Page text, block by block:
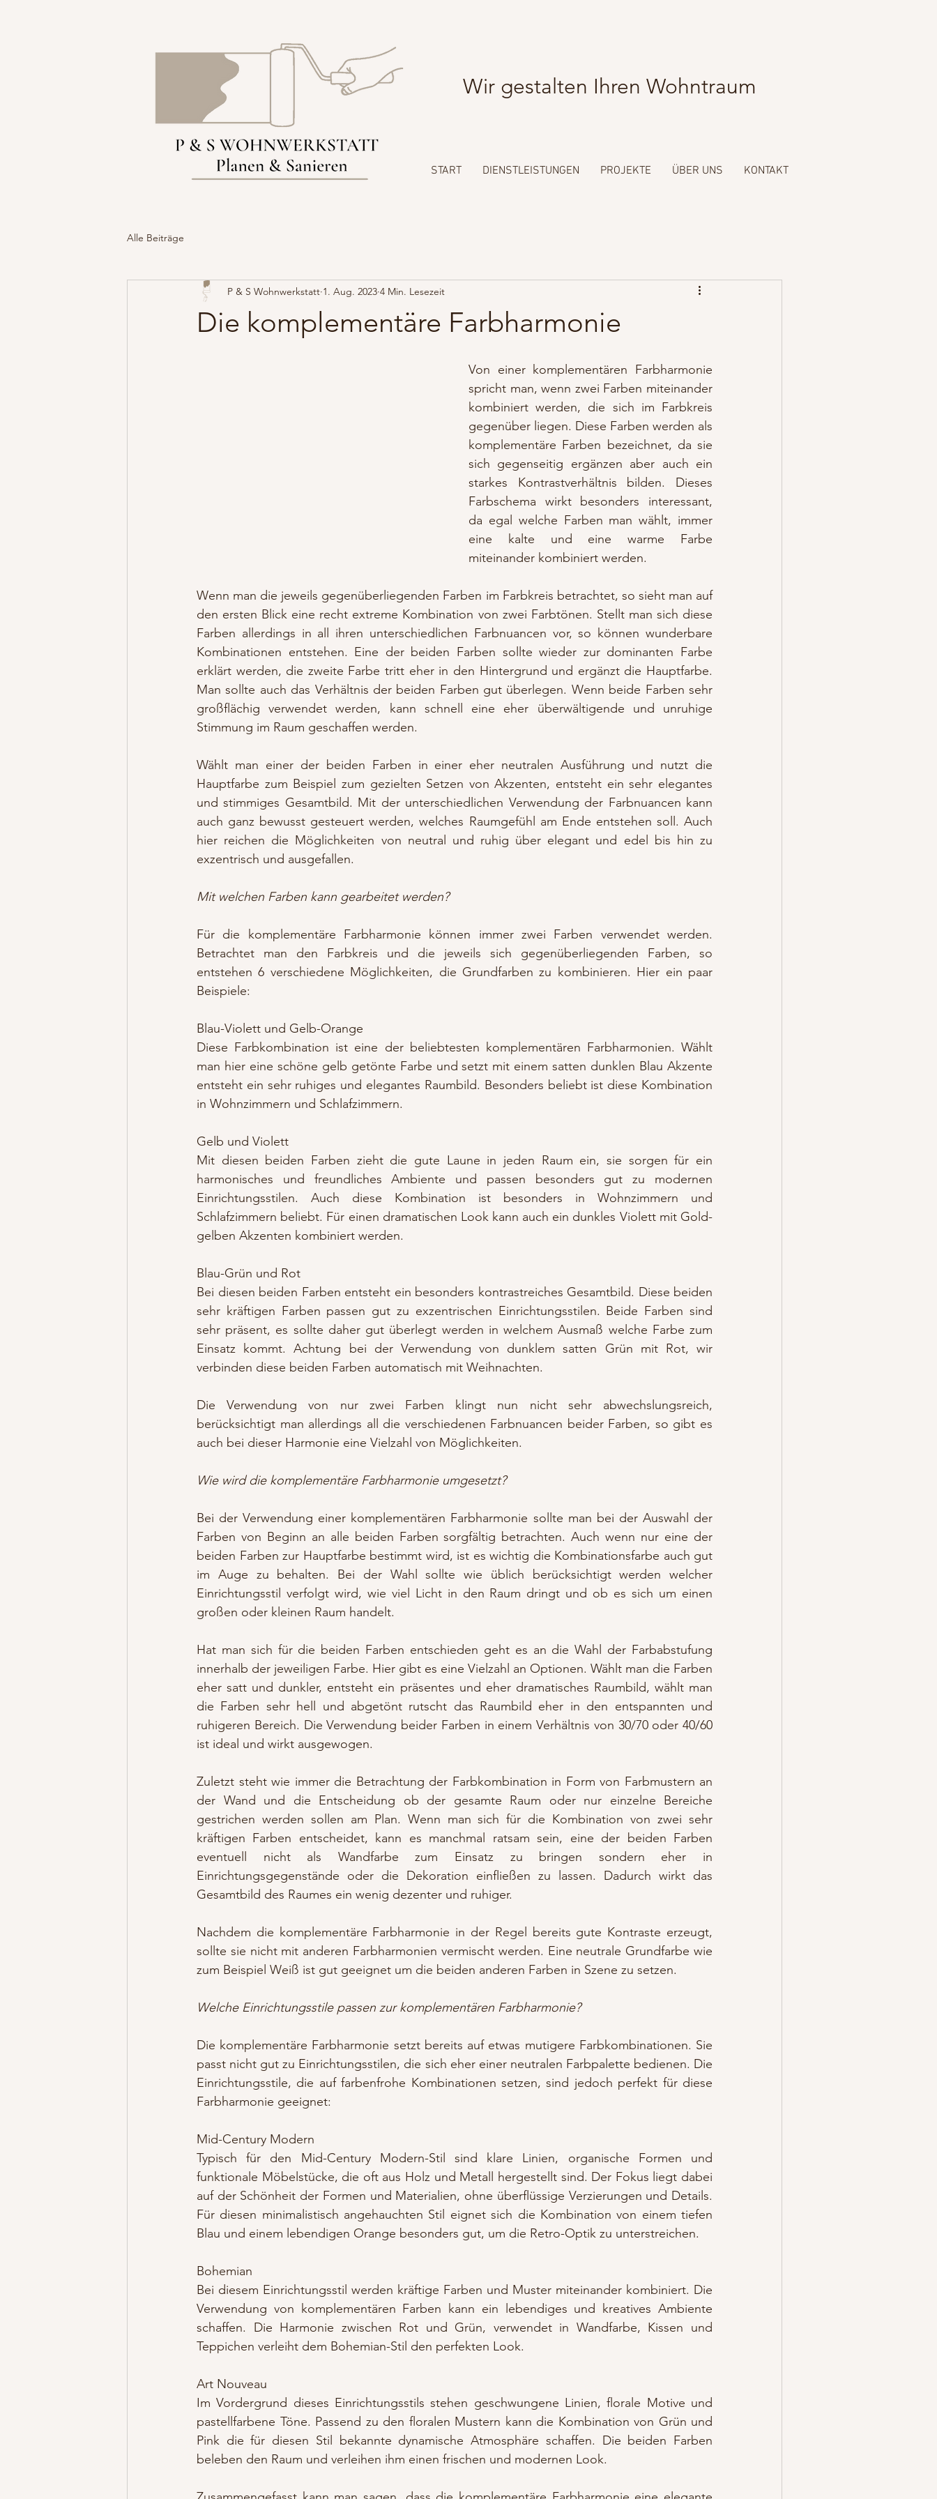
Wir gestalten Ihren Wohntraum
START DIENSTLEISTUNGEN PROJEKTE ÜBER UNS KONTAKT
Alle Beiträge
Die komplementäre Farbharmonie
P & S Wohnwerkstatt 1. Aug. 2023 4 Min. Lesezeit
Von einer komplementären Farbharmonie
spricht man, wenn zwei Farben miteinander
kombiniert werden, die sich im Farbkreis
gegenüber liegen. Diese Farben werden als
komplementäre Farben bezeichnet, da sie
sich gegenseitig ergänzen aber auch ein
starkes Kontrastverhältnis bilden. Dieses
Farbschema wirkt besonders interessant,
da egal welche Farben man wählt, immer
eine kalte und eine warme Farbe
miteinander kombiniert werden.
Wenn man die jeweils gegenüberliegenden Farben im Farbkreis betrachtet, so sieht man auf
den ersten Blick eine recht extreme Kombination von zwei Farbtönen. Stellt man sich diese
Farben allerdings in all ihren unterschiedlichen Farbnuancen vor, so können wunderbare
Kombinationen entstehen. Eine der beiden Farben sollte wieder zur dominanten Farbe
erklärt werden, die zweite Farbe tritt eher in den Hintergrund und ergänzt die Hauptfarbe.
Man sollte auch das Verhältnis der beiden Farben gut überlegen. Wenn beide Farben sehr
großflächig verwendet werden, kann schnell eine eher überwältigende und unruhige
Stimmung im Raum geschaffen werden.
Wählt man einer der beiden Farben in einer eher neutralen Ausführung und nutzt die
Hauptfarbe zum Beispiel zum gezielten Setzen von Akzenten, entsteht ein sehr elegantes
und stimmiges Gesamtbild. Mit der unterschiedlichen Verwendung der Farbnuancen kann
auch ganz bewusst gesteuert werden, welches Raumgefühl am Ende entstehen soll. Auch
hier reichen die Möglichkeiten von neutral und ruhig über elegant und edel bis hin zu
exzentrisch und ausgefallen.
Mit welchen Farben kann gearbeitet werden?
Für die komplementäre Farbharmonie können immer zwei Farben verwendet werden.
Betrachtet man den Farbkreis und die jeweils sich gegenüberliegenden Farben, so
entstehen 6 verschiedene Möglichkeiten, die Grundfarben zu kombinieren. Hier ein paar
Beispiele:
Blau-Violett und Gelb-Orange
Diese Farbkombination ist eine der beliebtesten komplementären Farbharmonien. Wählt
man hier eine schöne gelb getönte Farbe und setzt mit einem satten dunklen Blau Akzente
entsteht ein sehr ruhiges und elegantes Raumbild. Besonders beliebt ist diese Kombination
in Wohnzimmern und Schlafzimmern.
Gelb und Violett
Mit diesen beiden Farben zieht die gute Laune in jeden Raum ein, sie sorgen für ein
harmonisches und freundliches Ambiente und passen besonders gut zu modernen
Einrichtungsstilen. Auch diese Kombination ist besonders in Wohnzimmern und
Schlafzimmern beliebt. Für einen dramatischen Look kann auch ein dunkles Violett mit Gold-
gelben Akzenten kombiniert werden.
Blau-Grün und Rot
Bei diesen beiden Farben entsteht ein besonders kontrastreiches Gesamtbild. Diese beiden
sehr kräftigen Farben passen gut zu exzentrischen Einrichtungsstilen. Beide Farben sind
sehr präsent, es sollte daher gut überlegt werden in welchem Ausmaß welche Farbe zum
Einsatz kommt. Achtung bei der Verwendung von dunklem satten Grün mit Rot, wir
verbinden diese beiden Farben automatisch mit Weihnachten.
Die Verwendung von nur zwei Farben klingt nun nicht sehr abwechslungsreich,
berücksichtigt man allerdings all die verschiedenen Farbnuancen beider Farben, so gibt es
auch bei dieser Harmonie eine Vielzahl von Möglichkeiten.
Wie wird die komplementäre Farbharmonie umgesetzt?
Bei der Verwendung einer komplementären Farbharmonie sollte man bei der Auswahl der
Farben von Beginn an alle beiden Farben sorgfältig betrachten. Auch wenn nur eine der
beiden Farben zur Hauptfarbe bestimmt wird, ist es wichtig die Kombinationsfarbe auch gut
im Auge zu behalten. Bei der Wahl sollte wie üblich berücksichtigt werden welcher
Einrichtungsstil verfolgt wird, wie viel Licht in den Raum dringt und ob es sich um einen
großen oder kleinen Raum handelt.
Hat man sich für die beiden Farben entschieden geht es an die Wahl der Farbabstufung
innerhalb der jeweiligen Farbe. Hier gibt es eine Vielzahl an Optionen. Wählt man die Farben
eher satt und dunkler, entsteht ein präsentes und eher dramatisches Raumbild, wählt man
die Farben sehr hell und abgetönt rutscht das Raumbild eher in den entspannten und
ruhigeren Bereich. Die Verwendung beider Farben in einem Verhältnis von 30/70 oder 40/60
ist ideal und wirkt ausgewogen.
Zuletzt steht wie immer die Betrachtung der Farbkombination in Form von Farbmustern an
der Wand und die Entscheidung ob der gesamte Raum oder nur einzelne Bereiche
gestrichen werden sollen am Plan. Wenn man sich für die Kombination von zwei sehr
kräftigen Farben entscheidet, kann es manchmal ratsam sein, eine der beiden Farben
eventuell nicht als Wandfarbe zum Einsatz zu bringen sondern eher in
Einrichtungsgegenstände oder die Dekoration einfließen zu lassen. Dadurch wirkt das
Gesamtbild des Raumes ein wenig dezenter und ruhiger.
Nachdem die komplementäre Farbharmonie in der Regel bereits gute Kontraste erzeugt,
sollte sie nicht mit anderen Farbharmonien vermischt werden. Eine neutrale Grundfarbe wie
zum Beispiel Weiß ist gut geeignet um die beiden anderen Farben in Szene zu setzen.
Welche Einrichtungsstile passen zur komplementären Farbharmonie?
Die komplementäre Farbharmonie setzt bereits auf etwas mutigere Farbkombinationen. Sie
passt nicht gut zu Einrichtungsstilen, die sich eher einer neutralen Farbpalette bedienen. Die
Einrichtungsstile, die auf farbenfrohe Kombinationen setzen, sind jedoch perfekt für diese
Farbharmonie geeignet:
Mid-Century Modern
Typisch für den Mid-Century Modern-Stil sind klare Linien, organische Formen und
funktionale Möbelstücke, die oft aus Holz und Metall hergestellt sind. Der Fokus liegt dabei
auf der Schönheit der Formen und Materialien, ohne überflüssige Verzierungen und Details.
Für diesen minimalistisch angehauchten Stil eignet sich die Kombination von einem tiefen
Blau und einem lebendigen Orange besonders gut, um die Retro-Optik zu unterstreichen.
Bohemian
Bei diesem Einrichtungsstil werden kräftige Farben und Muster miteinander kombiniert. Die
Verwendung von komplementären Farben kann ein lebendiges und kreatives Ambiente
schaffen. Die Harmonie zwischen Rot und Grün, verwendet in Wandfarbe, Kissen und
Teppichen verleiht dem Bohemian-Stil den perfekten Look.
Art Nouveau
Im Vordergrund dieses Einrichtungsstils stehen geschwungene Linien, florale Motive und
pastellfarbene Töne. Passend zu den floralen Mustern kann die Kombination von Grün und
Pink die für diesen Stil bekannte dynamische Atmosphäre schaffen. Die beiden Farben
beleben den Raum und verleihen ihm einen frischen und modernen Look.